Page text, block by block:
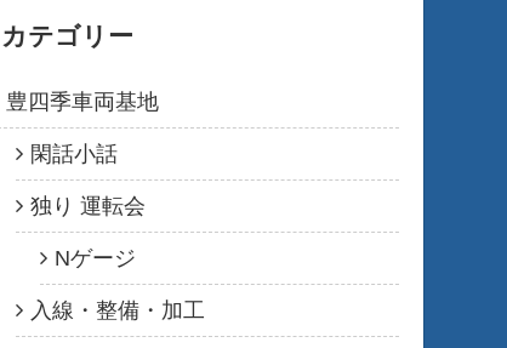
カテゴリー
豊四季車両基地
閑話小話
独り 運転会
Nゲージ
入線・整備・加工